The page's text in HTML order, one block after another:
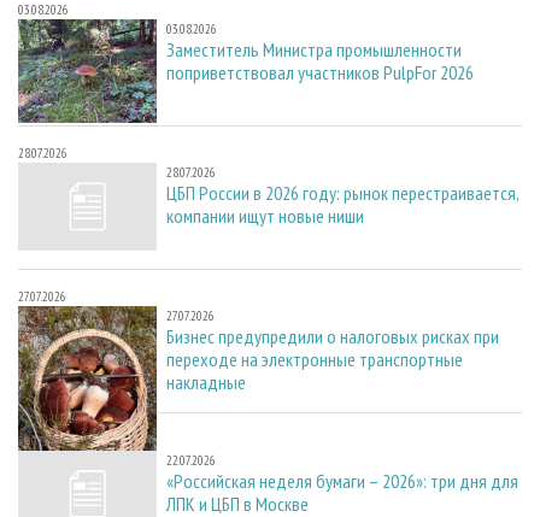
03.08.2026
03.08.2026
Заместитель Министра промышленности
поприветствовал участников PulpFor 2026
28.07.2026
28.07.2026
ЦБП России в 2026 году: рынок перестраивается,
компании ищут новые ниши
27.07.2026
27.07.2026
Бизнес предупредили о налоговых рисках при
переходе на электронные транспортные
накладные
22.07.2026
22.07.2026
«Российская неделя бумаги – 2026»: три дня для
ЛПК и ЦБП в Москве